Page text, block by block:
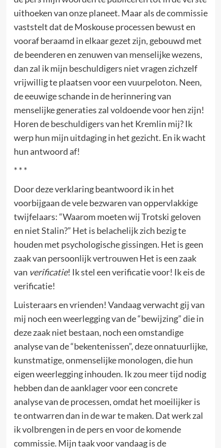
uithoeken van onze planeet. Maar als de commissie
vaststelt dat de Moskouse processen bewust en
vooraf beraamd in elkaar gezet zijn, gebouwd met
de beenderen en zenuwen van menselijke wezens,
dan zal ik mijn beschuldigers niet vragen zichzelf
vrijwillig te plaatsen voor een vuurpeloton. Neen,
de eeuwige schande in de herinnering van
menselijke generaties zal voldoende voor hen zijn!
Horen de beschuldigers van het Kremlin mij? Ik
werp hun mijn uitdaging in het gezicht. En ik wacht
hun antwoord af!
* * *
Door deze verklaring beantwoord ik in het
voorbijgaan de vele bezwaren van oppervlakkige
twijfelaars: “Waarom moeten wij Trotski geloven
en niet Stalin?” Het is belachelijk zich bezig te
houden met psychologische gissingen. Het is geen
zaak van persoonlijk vertrouwen Het is een zaak
van verificatie! Ik stel een verificatie voor! Ik eis de
verificatie!
Luisteraars en vrienden! Vandaag verwacht gij van
mij noch een weerlegging van de “bewijzing” die in
deze zaak niet bestaan, noch een omstandige
analyse van de “bekentenissen”, deze onnatuurlijke,
kunstmatige, onmenselijke monologen, die hun
eigen weerlegging inhouden. Ik zou meer tijd nodig
hebben dan de aanklager voor een concrete
analyse van de processen, omdat het moeilijker is
te ontwarren dan in de war te maken. Dat werk zal
ik volbrengen in de pers en voor de komende
commissie. Mijn taak voor vandaag is de